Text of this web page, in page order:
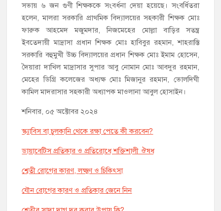
সভায় ৬ জন গুণী শিক্ষককে সংবর্ধনা দেয়া হয়েছে। সংবর্ধিতরা
হলেন, মালরা সরকারি প্রাথমিক বিদ্যালয়ের সহকারী শিক্ষক মোঃ
ফারুক আহমেদ মজুমদার, নিজমেহের মোল্লা বাড়ির সতন্ত্র
ইবতেদায়ী মাদ্রাসা প্রধান শিক্ষক মোঃ হাবিবুর রহমান, শাহরাস্তি
সরকারি বহুমুখী উচ্চ বিদ্যালয়ের প্রধান শিক্ষক মোঃ ইমাম হোসেন,
দৈয়ারা দাখিল মাদ্রাসার সুপার আবু নোমান মোঃ আবদুর রহমান,
মেহের ডিগ্রি কলেজের অধ্যক্ষ মোঃ মিজানুর রহমান, ভোলদিঘী
কামিল মাদরাসার সহকারী অধ্যাপক মাওলানা আবুল হোসাইন।
শনিবার, ০৫ অক্টোবর ২০২৪
স্ক্যাবিস বা চুলকানি থেকে রক্ষা পেতে কী করবেন?
ডায়াবেটিস প্রতিকার ও প্রতিরোধে শক্তিশালী ঔষধ
শ্বেতী রোগের কারণ, লক্ষ্মণ ও চিকিৎসা
যৌন রোগের কারণ ও প্রতিকার জেনে নিন